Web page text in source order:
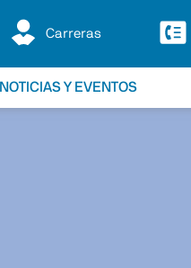
Carreras
NOTICIAS Y EVENTOS